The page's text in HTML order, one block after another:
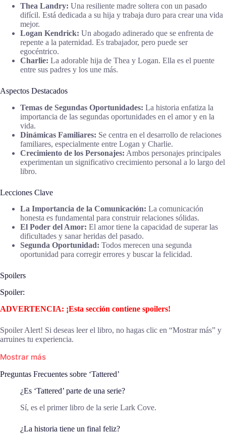
Thea Landry: Una resiliente madre soltera con un pasado
difícil. Está dedicada a su hija y trabaja duro para crear una vida
mejor.
Logan Kendrick: Un abogado adinerado que se enfrenta de
repente a la paternidad. Es trabajador, pero puede ser
egocéntrico.
Charlie: La adorable hija de Thea y Logan. Ella es el puente
entre sus padres y los une más.
Aspectos Destacados
Temas de Segundas Oportunidades: La historia enfatiza la
importancia de las segundas oportunidades en el amor y en la
vida.
Dinámicas Familiares: Se centra en el desarrollo de relaciones
familiares, especialmente entre Logan y Charlie.
Crecimiento de los Personajes: Ambos personajes principales
experimentan un significativo crecimiento personal a lo largo del
libro.
Lecciones Clave
La Importancia de la Comunicación: La comunicación
honesta es fundamental para construir relaciones sólidas.
El Poder del Amor: El amor tiene la capacidad de superar las
dificultades y sanar heridas del pasado.
Segunda Oportunidad: Todos merecen una segunda
oportunidad para corregir errores y buscar la felicidad.
Spoilers
Spoiler:
ADVERTENCIA: ¡Esta sección contiene spoilers!
Spoiler Alert! Si deseas leer el libro, no hagas clic en “Mostrar más” y
arruines tu experiencia.
Mostrar más
Preguntas Frecuentes sobre ‘Tattered’
¿Es ‘Tattered’ parte de una serie?
Sí, es el primer libro de la serie Lark Cove.
¿La historia tiene un final feliz?